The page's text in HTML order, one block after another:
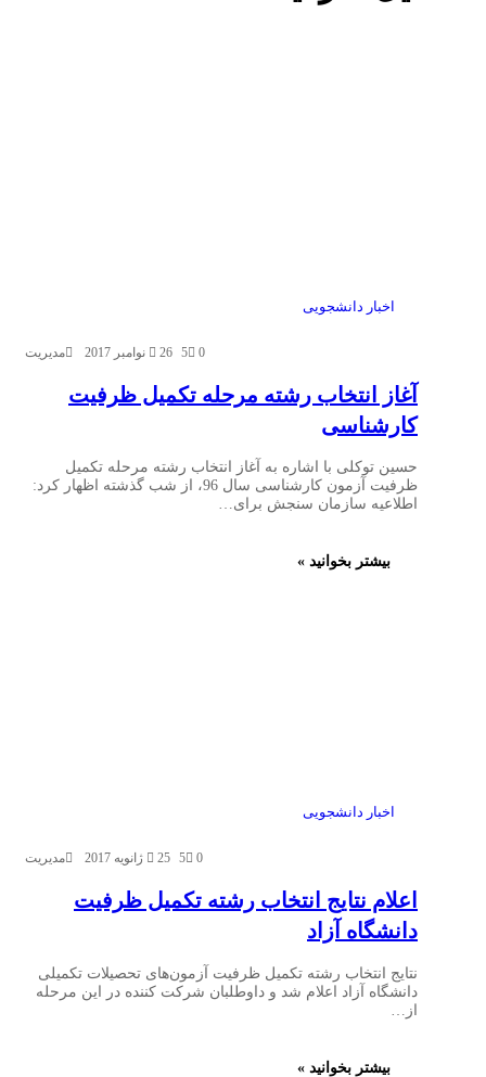
اخبار دانشجویی
مدیریت 26 نوامبر 2017 0
5
آغاز انتخاب رشته مرحله تکمیل ظرفیت
کارشناسی
حسین توکلی با اشاره به آغاز انتخاب رشته مرحله تکمیل
ظرفیت آزمون کارشناسی سال 96، از شب گذشته اظهار کرد:
اطلاعیه سازمان سنجش برای…
بیشتر بخوانید »
اخبار دانشجویی
مدیریت 25 ژانویه 2017 0
5
اعلام نتایج انتخاب رشته تکمیل ظرفیت
دانشگاه آزاد
نتایج انتخاب رشته تکمیل ظرفیت آزمون‌های تحصیلات تکمیلی
دانشگاه آزاد اعلام شد و داوطلبان شرکت کننده در این مرحله
از…
بیشتر بخوانید »